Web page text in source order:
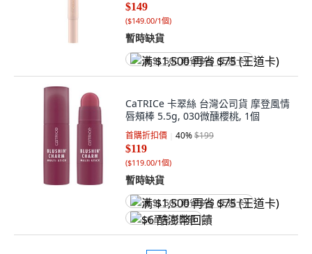
$149
($149.00/1個)
暫時缺貨
满 $1,500 再省 $75 (王道卡)
CaTRICe 卡翠絲 台灣公司貨 摩登風情
唇頰棒 5.5g, 030微醺櫻桃, 1個
首購折扣價 40%$199
$119
($119.00/1個)
暫時缺貨
满 $1,500 再省 $75 (王道卡)
$6 酷澎幣回饋